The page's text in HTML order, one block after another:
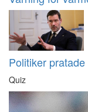
Politiker
Quiz